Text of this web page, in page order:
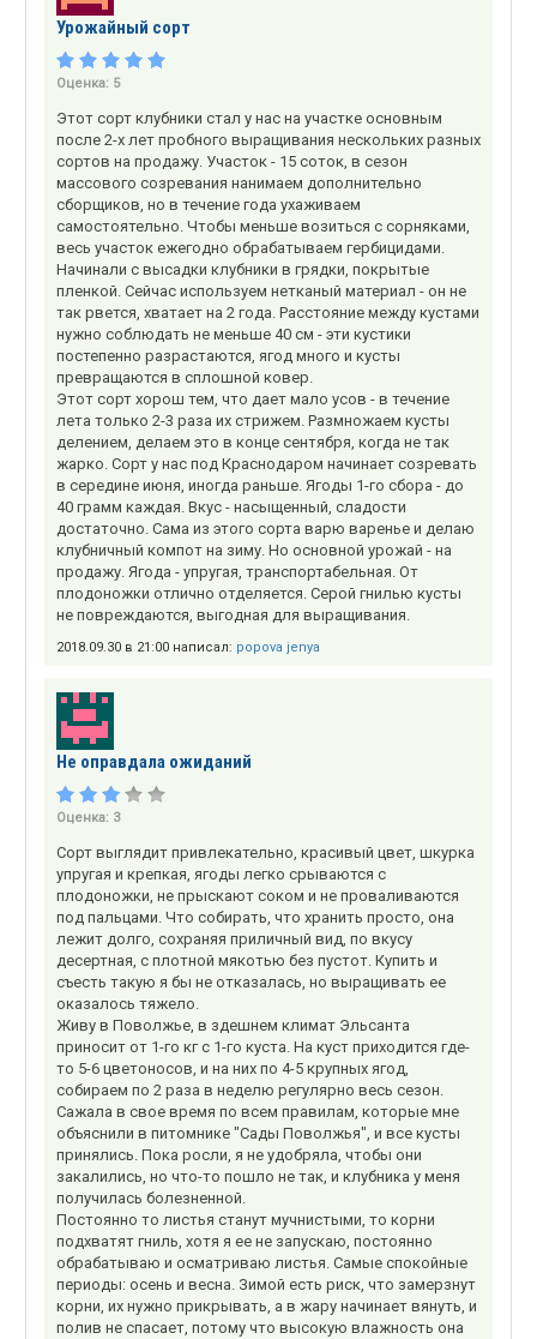
Урожайный сорт
Оценка: 5
Этот сорт клубники стал у нас на участке основным
после 2-х лет пробного выращивания нескольких разных
сортов на продажу. Участок - 15 соток, в сезон
массового созревания нанимаем дополнительно
сборщиков, но в течение года ухаживаем
самостоятельно. Чтобы меньше возиться с сорняками,
весь участок ежегодно обрабатываем гербицидами.
Начинали с высадки клубники в грядки, покрытые
пленкой. Сейчас используем нетканый материал - он не
так рвется, хватает на 2 года. Расстояние между кустами
нужно соблюдать не меньше 40 см - эти кустики
постепенно разрастаются, ягод много и кусты
превращаются в сплошной ковер.
Этот сорт хорош тем, что дает мало усов - в течение
лета только 2-3 раза их стрижем. Размножаем кусты
делением, делаем это в конце сентября, когда не так
жарко. Сорт у нас под Краснодаром начинает созревать
в середине июня, иногда раньше. Ягоды 1-го сбора - до
40 грамм каждая. Вкус - насыщенный, сладости
достаточно. Сама из этого сорта варю варенье и делаю
клубничный компот на зиму. Но основной урожай - на
продажу. Ягода - упругая, транспортабельная. От
плодоножки отлично отделяется. Серой гнилью кусты
не повреждаются, выгодная для выращивания.
2018.09.30 в 21:00 написал: popova jenya
Не оправдала ожиданий
Оценка: 3
Сорт выглядит привлекательно, красивый цвет, шкурка
упругая и крепкая, ягоды легко срываются с
плодоножки, не прыскают соком и не проваливаются
под пальцами. Что собирать, что хранить просто, она
лежит долго, сохраняя приличный вид, по вкусу
десертная, с плотной мякотью без пустот. Купить и
съесть такую я бы не отказалась, но выращивать ее
оказалось тяжело.
Живу в Поволжье, в здешнем климат Эльсанта
приносит от 1-го кг с 1-го куста. На куст приходится где-
то 5-6 цветоносов, и на них по 4-5 крупных ягод,
собираем по 2 раза в неделю регулярно весь сезон.
Сажала в свое время по всем правилам, которые мне
объяснили в питомнике "Сады Поволжья", и все кусты
принялись. Пока росли, я не удобряла, чтобы они
закалились, но что-то пошло не так, и клубника у меня
получилась болезненной.
Постоянно то листья станут мучнистыми, то корни
подхватят гниль, хотя я ее не запускаю, постоянно
обрабатываю и осматриваю листья. Самые спокойные
периоды: осень и весна. Зимой есть риск, что замерзнут
корни, их нужно прикрывать, а в жару начинает вянуть, и
полив не спасает, потому что высокую влажность она